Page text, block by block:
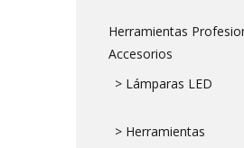
Herramientas
Accesorios
> Lámparas LED
> Herramientas